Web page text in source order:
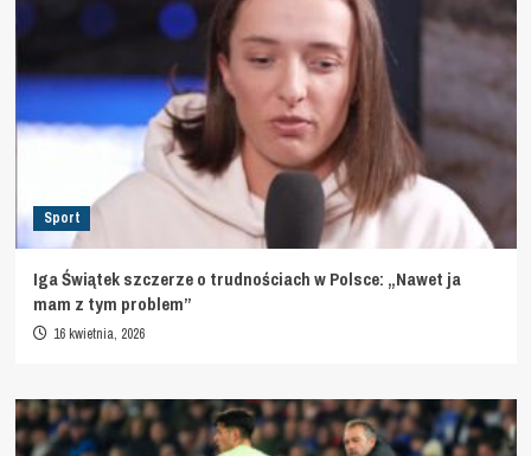
Sport
Iga Świątek szczerze o trudnościach w Polsce: „Nawet ja
mam z tym problem”
16 kwietnia, 2026